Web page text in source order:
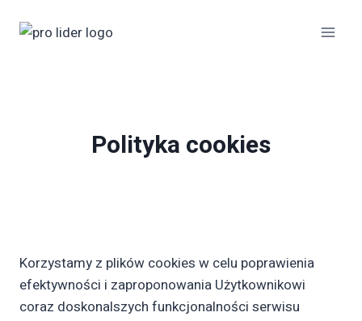
Polityka cookies
Korzystamy z plików cookies w celu poprawienia
efektywności i zaproponowania Użytkownikowi
coraz doskonalszych funkcjonalności serwisu